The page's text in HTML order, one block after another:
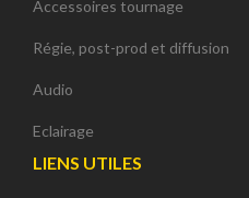
Accessoires tournage
Régie, post-prod et diffusion
Audio
Eclairage
LIENS UTILES